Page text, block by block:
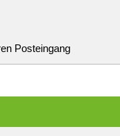
Posteingang